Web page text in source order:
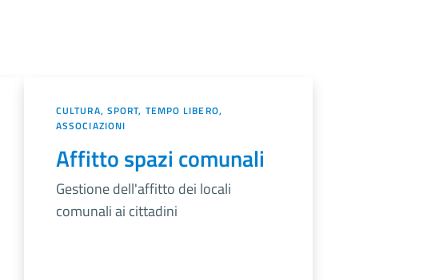
CULTURA, SPORT, TEMPO LIBERO,
ASSOCIAZIONI
Affitto spazi comunali
Gestione dell'affitto dei locali
comunali ai cittadini